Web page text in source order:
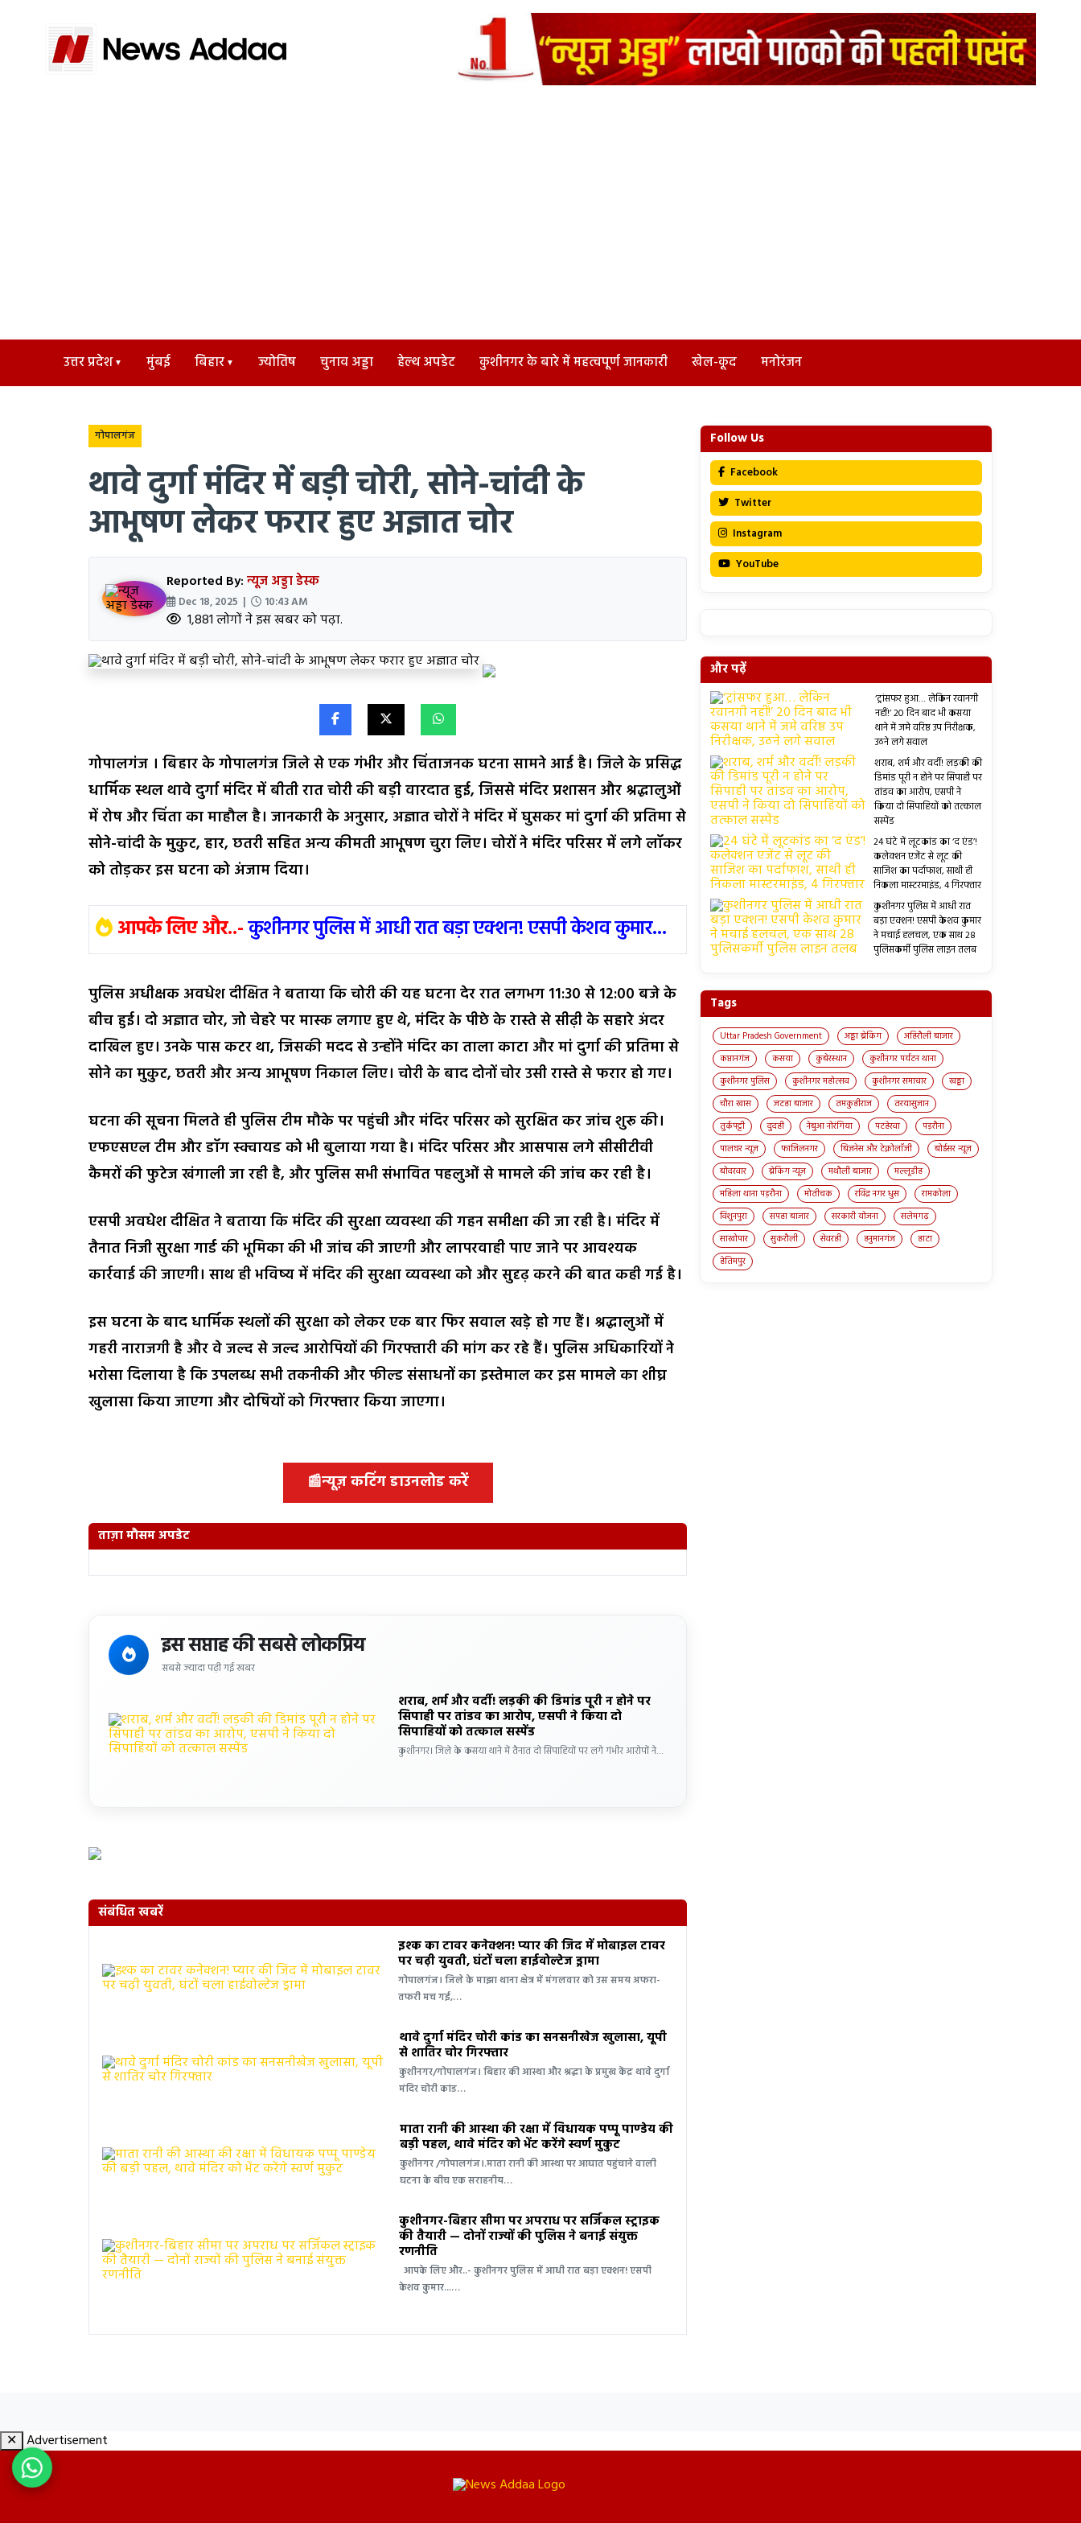
उत्तर प्रदेश मुंबई बिहार ज्योतिष चुनाव अड्डा हेल्थ अपडेट कुशीनगर के बारे में महत्वपूर्ण जानकारी खेल-कूद मनोरंजन
गोपालगंज
थावे दुर्गा मंदिर में बड़ी चोरी, सोने-चांदी के
आभूषण लेकर फरार हुए अज्ञात चोर
Reported By:न्यूज अड्डा डेस्क
Dec 18, 2025 | 10:43 AM
1,881 लोगों ने इस खबर को पढ़ा.
गोपालगंज । बिहार के गोपालगंज जिले से एक गंभीर और चिंताजनक घटना सामने आई है। जिले के प्रसिद्ध
धार्मिक स्थल थावे दुर्गा मंदिर में बीती रात चोरी की बड़ी वारदात हुई, जिससे मंदिर प्रशासन और श्रद्धालुओं
में रोष और चिंता का माहौल है। जानकारी के अनुसार, अज्ञात चोरों ने मंदिर में घुसकर मां दुर्गा की प्रतिमा से
सोने-चांदी के मुकुट, हार, छतरी सहित अन्य कीमती आभूषण चुरा लिए। चोरों ने मंदिर परिसर में लगे लॉकर
को तोड़कर इस घटना को अंजाम दिया।
आपके लिए और..-कुशीनगर पुलिस में आधी रात बड़ा एक्शन! एसपी केशव कुमार...
पुलिस अधीक्षक अवधेश दीक्षित ने बताया कि चोरी की यह घटना देर रात लगभग 11:30 से 12:00 बजे के
बीच हुई। दो अज्ञात चोर, जो चेहरे पर मास्क लगाए हुए थे, मंदिर के पीछे के रास्ते से सीढ़ी के सहारे अंदर
दाखिल हुए। उनके पास कटर था, जिसकी मदद से उन्होंने मंदिर का ताला काटा और मां दुर्गा की प्रतिमा से
सोने का मुकुट, छतरी और अन्य आभूषण निकाल लिए। चोरी के बाद दोनों चोर उसी रास्ते से फरार हो गए।
घटना की सूचना मिलते ही पुलिस टीम मौके पर पहुंची और मंदिर परिसर को सुरक्षित कर जांच शुरू की।
एफएसएल टीम और डॉग स्क्वायड को भी बुलाया गया है। मंदिर परिसर और आसपास लगे सीसीटीवी
कैमरों की फुटेज खंगाली जा रही है, और पुलिस सभी संभावित पहलुओं से मामले की जांच कर रही है।
एसपी अवधेश दीक्षित ने बताया कि मंदिर की सुरक्षा व्यवस्था की गहन समीक्षा की जा रही है। मंदिर में
तैनात निजी सुरक्षा गार्ड की भूमिका की भी जांच की जाएगी और लापरवाही पाए जाने पर आवश्यक
कार्रवाई की जाएगी। साथ ही भविष्य में मंदिर की सुरक्षा व्यवस्था को और सुदृढ़ करने की बात कही गई है।
इस घटना के बाद धार्मिक स्थलों की सुरक्षा को लेकर एक बार फिर सवाल खड़े हो गए हैं। श्रद्धालुओं में
गहरी नाराजगी है और वे जल्द से जल्द आरोपियों की गिरफ्तारी की मांग कर रहे हैं। पुलिस अधिकारियों ने
भरोसा दिलाया है कि उपलब्ध सभी तकनीकी और फील्ड संसाधनों का इस्तेमाल कर इस मामले का शीघ्र
खुलासा किया जाएगा और दोषियों को गिरफ्तार किया जाएगा।
📰न्यूज़ कटिंग डाउनलोड करें
ताज़ा मौसम अपडेट
इस सप्ताह की सबसे लोकप्रिय
सबसे ज्यादा पढ़ी गई खबर
शराब, शर्म और वर्दी! लड़की की डिमांड पूरी न होने पर
सिपाही पर तांडव का आरोप, एसपी ने किया दो
सिपाहियों को तत्काल सस्पेंड
कुशीनगर। जिले के कसया थाने में तैनात दो सिपाहियों पर लगे गंभीर आरोपों ने…
संबंधित खबरें
इश्क का टावर कनेक्शन! प्यार की जिद में मोबाइल टावर
पर चढ़ी युवती, घंटों चला हाईवोल्टेज ड्रामा
गोपालगंज। जिले के माझा थाना क्षेत्र में मंगलवार को उस समय अफरा-
तफरी मच गई,…
थावे दुर्गा मंदिर चोरी कांड का सनसनीखेज खुलासा, यूपी
से शातिर चोर गिरफ्तार
कुशीनगर/गोपालगंज। बिहार की आस्था और श्रद्धा के प्रमुख केंद्र थावे दुर्गा
मंदिर चोरी कांड…
माता रानी की आस्था की रक्षा में विधायक पप्पू पाण्डेय की
बड़ी पहल, थावे मंदिर को भेंट करेंगे स्वर्ण मुकुट
कुशीनगर /गोपालगंज।.माता रानी की आस्था पर आघात पहुंचाने वाली
घटना के बीच एक सराहनीय…
कुशीनगर-बिहार सीमा पर अपराध पर सर्जिकल स्ट्राइक
की तैयारी — दोनों राज्यों की पुलिस ने बनाई संयुक्त
रणनीति
आपके लिए और..- कुशीनगर पुलिस में आधी रात बड़ा एक्शन! एसपी
केशव कुमार...…
Follow Us
Facebook
Twitter
Instagram
YouTube
और पढ़ें
‘ट्रांसफर हुआ… लेकिन रवानगी
नहीं!’ 20 दिन बाद भी कसया
थाने में जमे वरिष्ठ उप निरीक्षक,
उठने लगे सवाल
शराब, शर्म और वर्दी! लड़की की
डिमांड पूरी न होने पर सिपाही पर
तांडव का आरोप, एसपी ने
किया दो सिपाहियों को तत्काल
सस्पेंड
24 घंटे में लूटकांड का ‘द एंड’!
कलेक्शन एजेंट से लूट की
साजिश का पर्दाफाश, साथी ही
निकला मास्टरमाइंड, 4 गिरफ्तार
कुशीनगर पुलिस में आधी रात
बड़ा एक्शन! एसपी केशव कुमार
ने मचाई हलचल, एक साथ 28
पुलिसकर्मी पुलिस लाइन तलब
Tags
Uttar Pradesh Government अड्डा ब्रेकिंग
अहिरौली बाजार
कप्तानगंज
कसया कुबेरस्थान
कुशीनगर पर्यटन थाना
कुशीनगर पुलिस
कुशीनगर महोत्सव कुशीनगर समाचार
खड्डा
चौरा खास
जटहा बाजार तमकुहीराज
तरयासुजान
तुर्कपट्टी
दुदही नेबुआ नोरंगिया पटहेरवा
पड़रौना
पालघर न्यूज़
फाजिलनगर बिज़नेस और टेक्नोलॉजी
बोईसर न्यूज़
बोदरवार
ब्रेकिंग न्यूज़ मथौली बाजार
मल्लूडीह
महिला थाना पड़रौना
मोतीचक रविंद्र नगर धुस
रामकोला
विशुनपुरा
सपहा बाजार सरकारी योजना
सलेमगढ़
साखोपार
सुकरौली सेवरही हनुमानगंज
हाटा
हेतिमपुर
✕ Advertisement